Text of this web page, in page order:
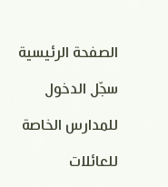
الصفحة الرئيسية
سجّل الدخول
للمدارس الخاصة
للعائلات